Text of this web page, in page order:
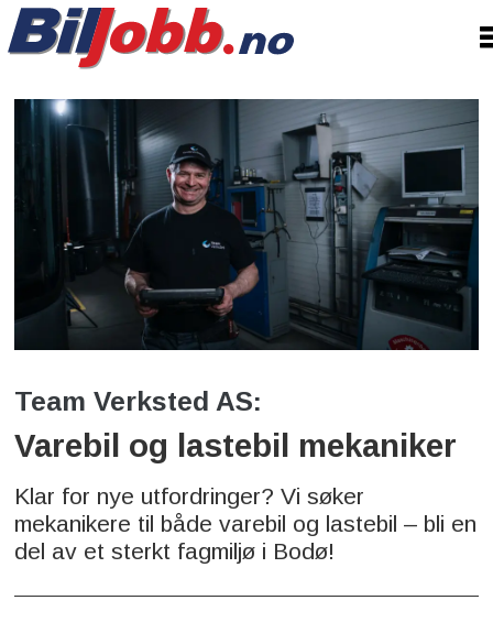
Team Verksted AS:
Varebil og lastebil mekaniker
Klar for nye utfordringer? Vi søker
mekanikere til både varebil og lastebil – bli en
del av et sterkt fagmiljø i Bodø!